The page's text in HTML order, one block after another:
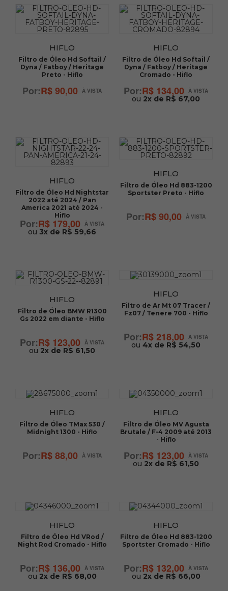
HIFLO
Filtro de Óleo Hd Softail /
Dyna / Fatboy / Heritage
Preto - Hiflo
R$ 90,00
HIFLO
Filtro de Óleo Hd Softail /
Dyna / Fatboy / Heritage
Cromado - Hiflo
R$ 134,00
ou 2x de R$ 67,00
HIFLO
Filtro de Óleo Hd Nightstar
2022 até 2024 / Pan
America 2021 até 2024 -
Hiflo
R$ 179,00
ou 3x de R$ 59,66
HIFLO
Filtro de Óleo Hd 883-1200
Sportster Preto - Hiflo
R$ 90,00
HIFLO
Filtro de Óleo BMW R1300
Gs 2022 em diante - Hiflo
R$ 123,00
ou 2x de R$ 61,50
HIFLO
Filtro de Ar Mt 07 Tracer /
Fz07 / Tenere 700 - Hiflo
R$ 218,00
ou 4x de R$ 54,50
HIFLO
Filtro de Óleo TMax 530 /
Midnight 1300 - Hiflo
R$ 88,00
HIFLO
Filtro de Óleo MV Agusta
Brutale / F-4 2009 até 2013
- Hiflo
R$ 123,00
ou 2x de R$ 61,50
HIFLO
Filtro de Óleo Hd VRod /
Night Rod Cromado - Hiflo
R$ 136,00
ou 2x de R$ 68,00
HIFLO
Filtro de Óleo Hd 883-1200
Sportster Cromado - Hiflo
R$ 132,00
ou 2x de R$ 66,00